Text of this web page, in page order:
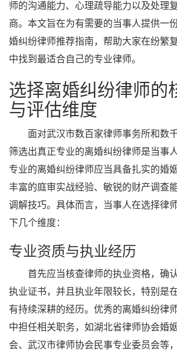
师的沟通能力、心理疏导能力以及处理
商。本文旨在为有需要的当事人提供一
婚纠纷律师推荐指南，帮助大家在纷繁
中找到最适合自己的专业律师。
选择离婚纠纷律师的
与评估维度
面对武汉市数百家律师事务所和数
筛选出真正专业的离婚纠纷律师是当事
专业的离婚纠纷律师应当具备扎实的婚
丰富的庭审实战经验、敏锐的财产调查
调解技巧。具体而言，当事人在选择律
下几个维度：
专业资质与执业经历
首先应当核查律师的执业资格，确
执业证书，并且执业年限较长，特别是
有持续深耕的经历。优秀的离婚纠纷律
中担任相关职务，如湖北省律师协会婚
会、武汉市律师协会民事专业委员会等